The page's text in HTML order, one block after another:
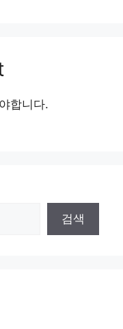
합니다.
검색